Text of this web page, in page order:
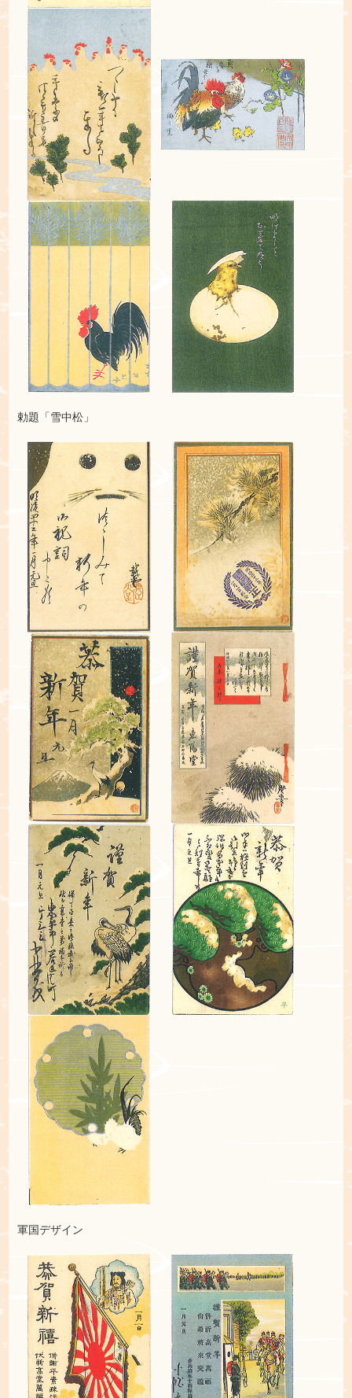
勅題「雪中松」
軍国デザイン